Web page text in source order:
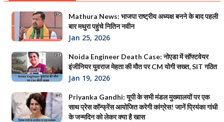
Mathura News: भाजपा राष्ट्रीय अध्यक्ष बनने के बाद पहली
बार मथुरा पहुंचे नितिन नवीन
Jan 25, 2026
Noida Engineer Death Case: नोएडा में सॉफ्टवेयर
इंजीनियर युवराज मेहता की मौत पर CM योगी सख्त, SIT गठित
Jan 19, 2026
Priyanka Gandhi: यूपी के सभी मंडल मुख्यालयों पर एक
साथ प्रेस कॉन्फ्रेंस आयोजित करेगी कांग्रेस! जानें प्रियंका गांधी
के जन्मदिन को लेकर क्या है खास